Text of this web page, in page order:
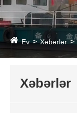
Ev Xəbərlər
Xəbərlər